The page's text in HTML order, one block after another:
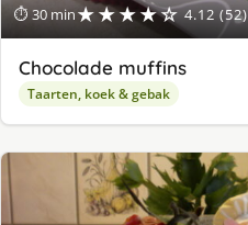
⏱ 30 min★★★★☆ 4.12 (52)
Chocolade muffins
Taarten, koek & gebak